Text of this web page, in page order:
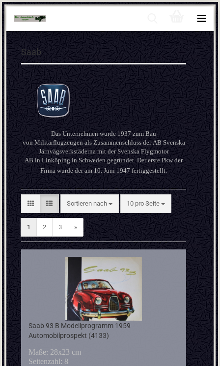
Saab
Das Unternehmen wurde 1937 zum Bau
von Militärflugzeugen als Zusammenschluss der AB Svenska
Järnvägsverkstäderna mit der Svenska Flygmotor
AB in Linköping in Schweden gegründet. Der erste Pkw der
Firma wurde der am 10. Juni 1947 fertiggestellt.
Sortieren nach
Sortieren nach 10 pro Seite
pro Seite
1 2 3 »
Saab 93 B Modellprogramm 1959
Automobilprospekt (4133)
Maße: 28x23 cm
Seitenzahl: 8